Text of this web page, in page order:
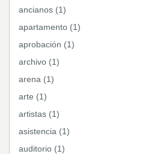
ancianos (1)
apartamento (1)
aprobación (1)
archivo (1)
arena (1)
arte (1)
artistas (1)
asistencia (1)
auditorio (1)